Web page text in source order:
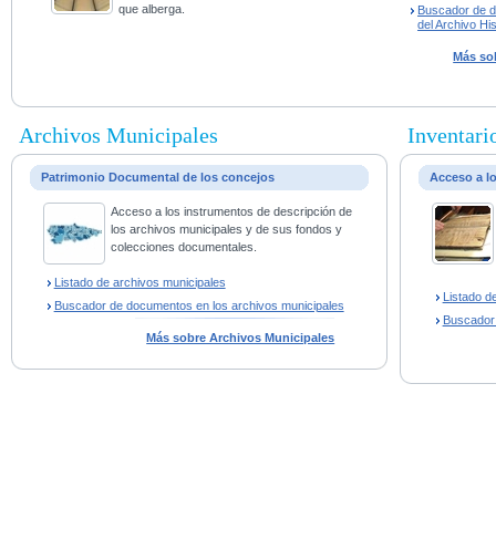
que alberga.
Buscador de
del Archivo
Más
Archivos Municipales
Patrimonio Documental de los concejos
Acceso a los instrumentos de descripción de
los archivos municipales y de sus fondos y
colecciones documentales.
Listado de archivos municipales
Buscador de documentos en los archivos municipales
Más sobre Archivos Municipales
Acceso a
Listado